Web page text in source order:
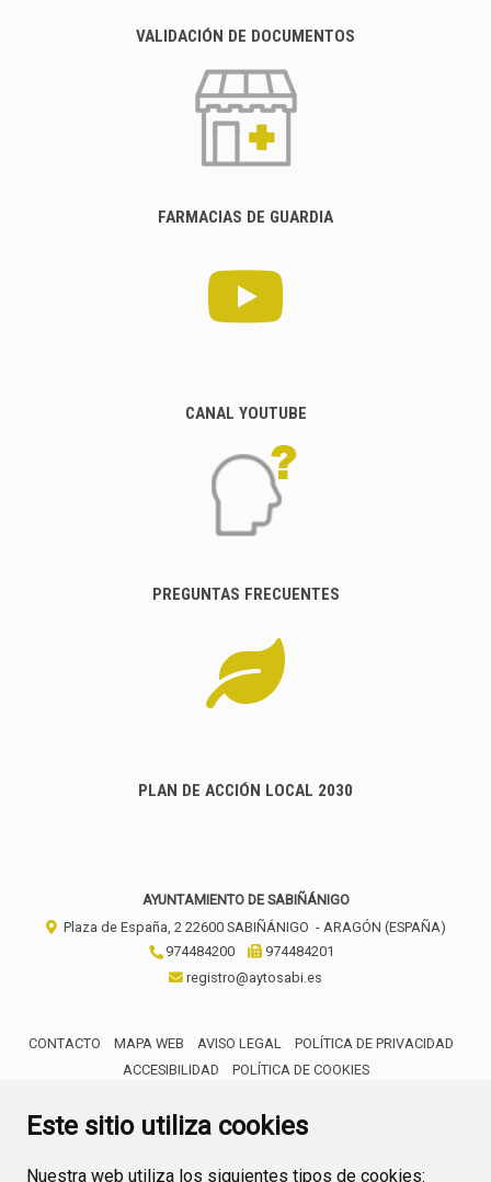
Este sitio utiliza cookies
Nuestra web utiliza los siguientes tipos de cookies:
VALIDACIÓN DE DOCUMENTOS
FARMACIAS DE GUARDIA
CANAL YOUTUBE
PREGUNTAS FRECUENTES
PLAN DE ACCIÓN LOCAL 2030
AYUNTAMIENTO DE SABIÑÁNIGO
Plaza de España, 2 22600 SABIÑÁNIGO - ARAGÓN (ESPAÑA)
974484200
974484201
registro@aytosabi.es
CONTACTO MAPA WEB AVISO LEGAL
POLÍTICA DE PRIVACIDAD
ACCESIBILIDAD
POLÍTICA DE COOKIES